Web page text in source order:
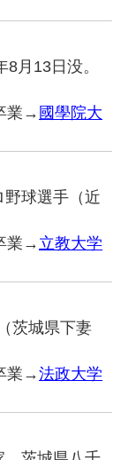
月13日没。
業→ 國學院大
球選手（近
業→ 立教大学
茨城県下妻
業→法政大学